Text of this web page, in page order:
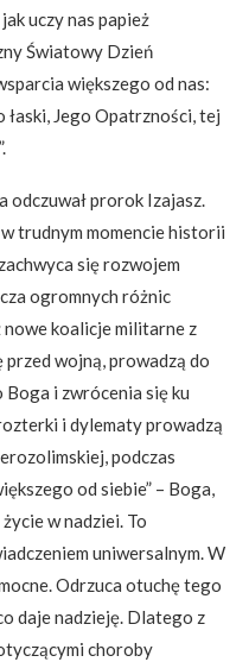
uczy nas papież
Światowy Dzień
większego od nas:
Jego Opatrzności, tej
prorok Izajasz.
trudnym momencie historii
się rozwojem
ogromnych różnic
nowe koalicje militarne z
przed wojną, prowadzą do
i zwrócenia się ku
i dylematy prowadzą
podczas
od siebie” – Boga,
w nadziei. To
uniwersalnym. W
Odrzuca otuchę tego
daje nadzieję. Dlatego z
choroby